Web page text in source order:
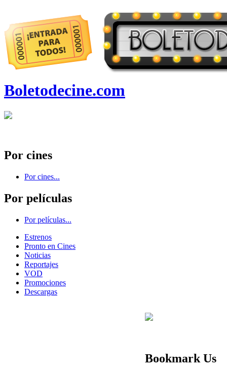
Boletodecine.com
Por cines
Por cines...
Por películas
Por películas...
Estrenos
Pronto en Cines
Noticias
Reportajes
VOD
Promociones
Descargas
Bookmark Us